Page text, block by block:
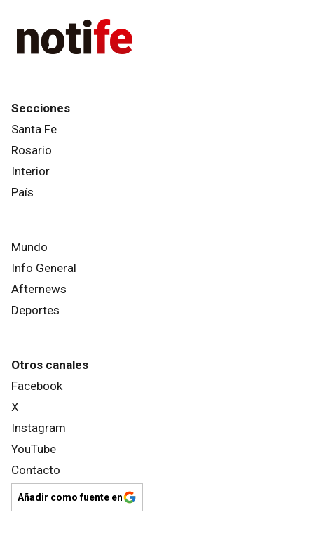
Secciones
Santa Fe
Rosario
Interior
País
Mundo
Info General
Afternews
Deportes
Otros canales
Facebook
X
Instagram
YouTube
Contacto
Añadir como fuente en